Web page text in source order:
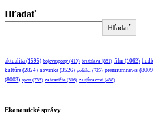
Hľadať
Hľadať
aktualita (1595) bojovesporty (419) bratislava (851) film (1062)
kultúra (2824) novinka (3526) politika (725) premiumnews
(8003) sport (785) zahraničie (516) zaujímavosti (488)
Ekonomické správy